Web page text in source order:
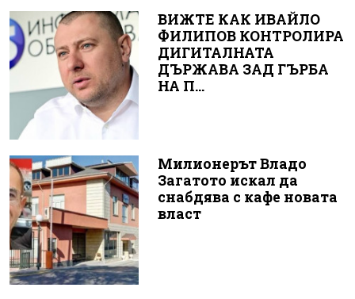
ВИЖТЕ КАК ИВАЙЛО
ФИЛИПОВ КОНТРОЛИРА
ДИГИТАЛНАТА
ДЪРЖАВА ЗАД ГЪРБА
НА П...
Милионерът Владо
Загатото искал да
снабдява с кафе новата
власт